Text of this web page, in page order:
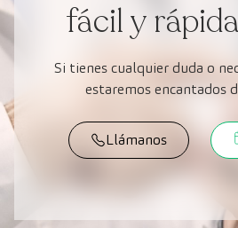
fácil y
Si tienes cualquier duda o
estaremos encantados
Llámanos